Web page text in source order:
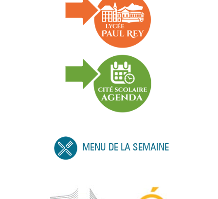
MENU DE LA SEMAINE